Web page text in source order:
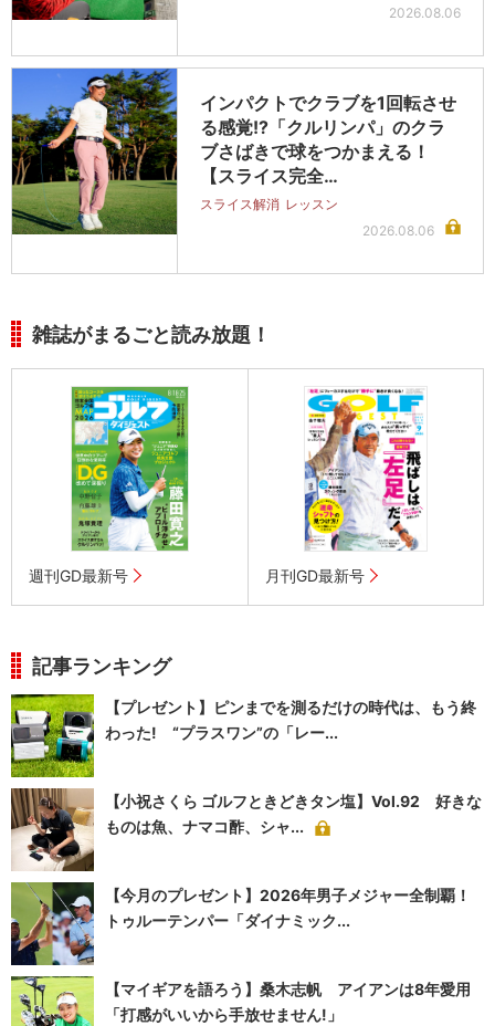
2026.08.06
インパクトでクラブを1回転させ
る感覚!?「クルリンパ」のクラ
ブさばきで球をつかまえる！
【スライス完全…
スライス解消 レッスン
2026.08.06
雑誌がまるごと読み放題！
週刊GD最新号 月刊GD最新号
記事ランキング
【プレゼント】ピンまでを測るだけの時代は、もう終
わった! “プラスワン”の「レー...
【小祝さくら ゴルフときどきタン塩】Vol.92 好きな
ものは魚、ナマコ酢、シャ...
【今月のプレゼント】2026年男子メジャー全制覇！
トゥルーテンパー「ダイナミック...
【マイギアを語ろう】桑木志帆 アイアンは8年愛用
「打感がいいから手放せません!」